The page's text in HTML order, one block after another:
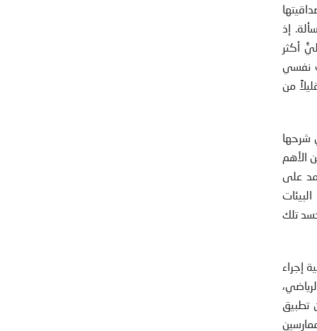
إذ
أكثر
نفسي
من
شرحها
الأهم
على
تلك
إجراء
تطبيق